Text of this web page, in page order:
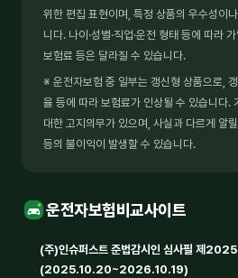
위한 편집 표현이며, 특정 상품의 우수성이
니다. 나이·성별·직업·운전 형태 등에 따라
보험료 등은 달라질 수 있습니다.
※ 운전자보험 중 일부는 갱신형 상품으로, 갱
율 등에 따라 보험료가 인상될 수 있습니다.
대한 고지의무가 있으며, 사실과 다르게 알
등의 불이익이 발생할 수 있습니다.
운전자보험비교사이트
(주)인슈퍼스트 준법감시인 심사필 제
(2025.10.20~2026.10.19)